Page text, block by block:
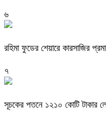
৬
রহিমা ফুডের শেয়ারে কারসাজির
৭
সূচকের পতনে ১২১০ কোটি টাকার